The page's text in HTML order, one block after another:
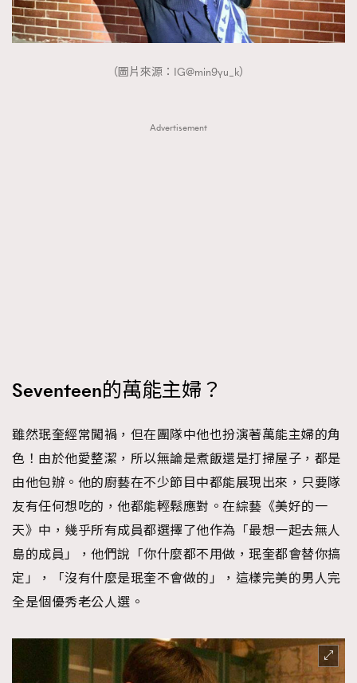
（圖片來源：IG@min9yu_k）
Advertisement
Seventeen的萬能主婦？
雖然珉奎經常闖禍，但在團隊中他也扮演著萬能主婦的角
色！由於他愛整潔，所以無論是煮飯還是打掃屋子，都是
由他包辦。他的廚藝在不少節目中都能展現出來，只要隊
友有任何想吃的，他都能輕鬆應對。在綜藝《美好的一
天》中，幾乎所有成員都選擇了他作為「最想一起去無人
島的成員」，他們說「你什麼都不用做，珉奎都會替你搞
定」，「沒有什麼是珉奎不會做的」，這樣完美的男人完
全是個優秀老公人選。